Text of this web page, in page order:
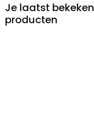
Je laatst bekeken
producten